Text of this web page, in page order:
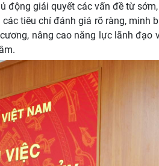
động giải quyết các vấn đề từ
tiêu chí đánh giá rõ ràng, minh
nâng cao năng lực lãnh